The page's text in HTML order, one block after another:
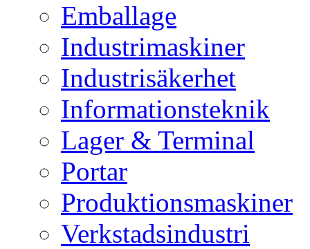
Emballage
Industrimaskiner
Industrisäkerhet
Informationsteknik
Lager & Terminal
Portar
Produktionsmaskiner
Verkstadsindustri